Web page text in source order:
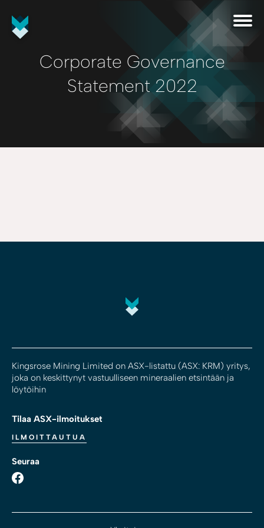
Corporate Governance
Statement 2022
Kingsrose Mining Limited on ASX-listattu (ASX: KRM) yritys,
joka on keskittynyt vastuulliseen mineraalien etsintään ja
löytöihin
Tilaa ASX-ilmoitukset
ILMOITTAUTUA
Seuraa